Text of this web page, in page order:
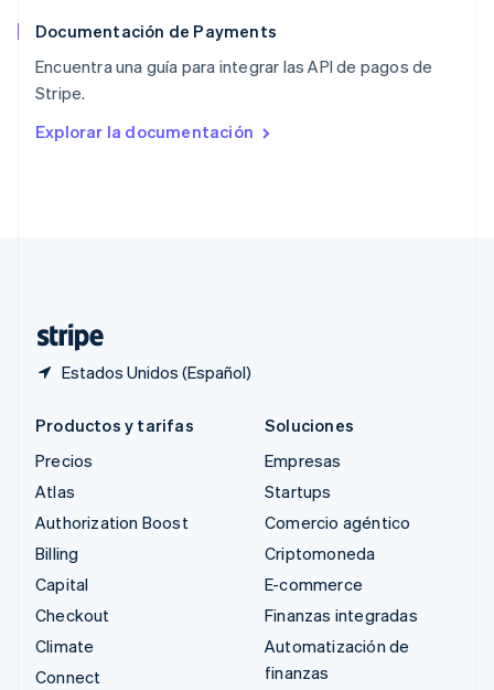
Documentación de Payments
Encuentra una guía para integrar las API de pagos de
Stripe.
Explorar la documentación
Estados Unidos (Español)
Reino Unido
República Checa
English
English
Productos y tarifas
Precios
Atlas
Authorization Boost
Billing
Capital
Checkout
Climate
Connect
Soluciones
Empresas
Startups
Comercio agéntico
Criptomoneda
E-commerce
Finanzas integradas
Automatización de
finanzas